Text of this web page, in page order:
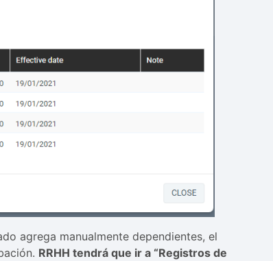
agrega manualmente dependientes, el
RRHH tendrá que ir a “Registros de